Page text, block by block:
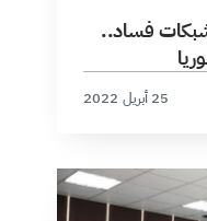
فساد..
25 أبريل 2022